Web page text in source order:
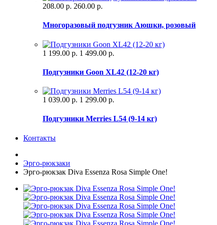
208.00 р. 260.00 р.
Многоразовый подгузник Аюшки, розовый
1 199.00 р. 1 499.00 р.
Подгузники Goon XL42 (12-20 кг)
1 039.00 р. 1 299.00 р.
Подгузники Merries L54 (9-14 кг)
Контакты
Эрго-рюкзаки
Эрго-рюкзак Diva Essenza Rosa Simple One!